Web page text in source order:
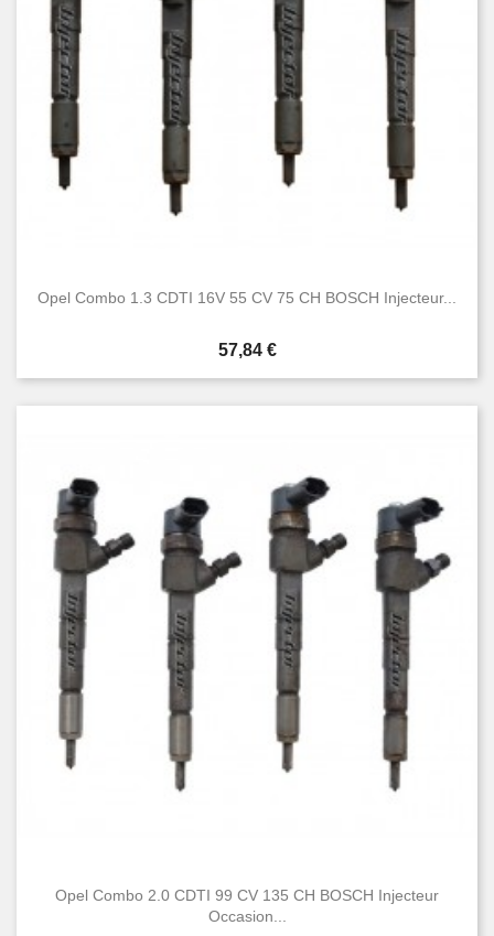
Opel Combo 1.3 CDTI 16V 55 CV 75 CH BOSCH Injecteur...
Prix
57,84 €
Opel Combo 2.0 CDTI 99 CV 135 CH BOSCH Injecteur
Occasion...